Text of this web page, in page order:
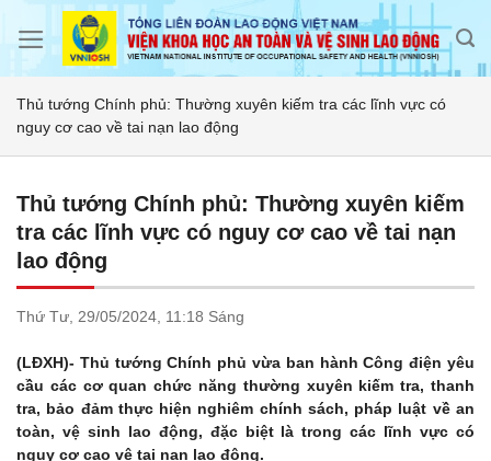
Thủ tướng Chính phủ: Thường xuyên kiếm tra các lĩnh vực có
nguy cơ cao về tai nạn lao động
Thủ tướng Chính phủ: Thường xuyên kiếm
tra các lĩnh vực có nguy cơ cao về tai nạn
lao động
Thứ Tư, 29/05/2024, 11:18 Sáng
(LĐXH)- Thủ tướng Chính phủ vừa ban hành Công điện yêu
cầu các cơ quan chức năng thường xuyên kiếm tra, thanh
tra, bảo đảm thực hiện nghiêm chính sách, pháp luật về an
toàn, vệ sinh lao động, đặc biệt là trong các lĩnh vực có
nguy cơ cao vê tai nạn lao động.